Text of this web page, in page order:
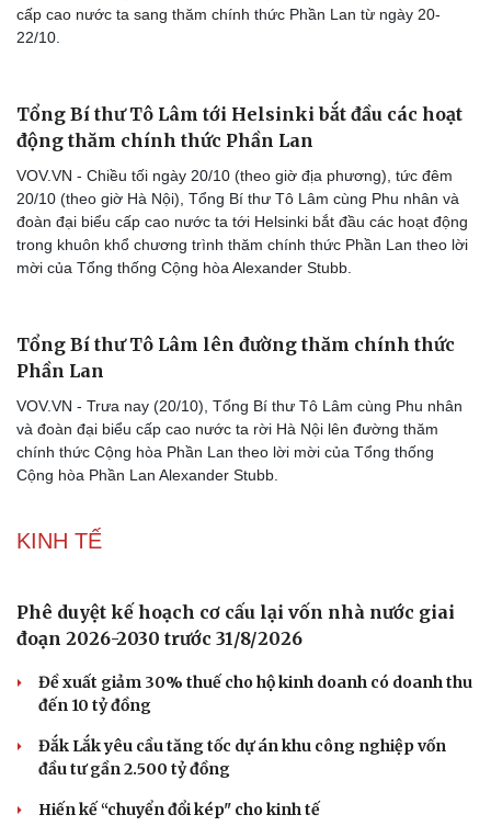
Lịch thi đấu bóng đá
Thế giới thể thao
eSports
Hậu trường
Xe máy
Tư vấn
cấp cao nước ta sang thăm chính thức Phần Lan từ ngày 20-
22/10.
Tổng Bí thư Tô Lâm tới Helsinki bắt đầu các hoạt
động thăm chính thức Phần Lan
VOV.VN - Chiều tối ngày 20/10 (theo giờ địa phương), tức đêm
20/10 (theo giờ Hà Nội), Tổng Bí thư Tô Lâm cùng Phu nhân và
đoàn đại biểu cấp cao nước ta tới Helsinki bắt đầu các hoạt động
trong khuôn khổ chương trình thăm chính thức Phần Lan theo lời
Phần Lan
VOV.VN - Trưa nay (20/10), Tổng Bí thư Tô Lâm cùng Phu nhân
chính thức Cộng hòa Phần Lan theo lời mời của Tổng thống
Cộng hòa Phần Lan Alexander Stubb.
KINH TẾ